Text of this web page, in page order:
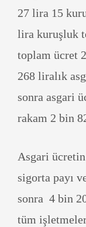
27 lira 15
lira kuruşluk
toplam ücret
268 liralık
sonra asgari
rakam 2 bin
Asgari
sigorta payı
sonra 4 bin
tüm